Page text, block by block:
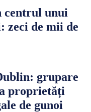
centrul unui
zeci de mii de
grupare
proprietăți
de gunoi